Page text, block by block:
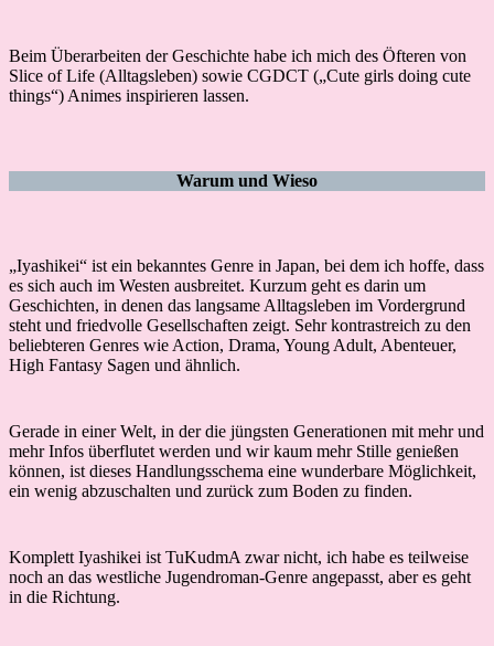
Beim Überarbeiten der Geschichte habe ich mich des Öfteren von
Slice of Life (Alltagsleben) sowie CGDCT („Cute girls doing cute
things“) Animes inspirieren lassen.
Warum und Wieso
„Iyashikei“ ist ein bekanntes Genre in Japan, bei dem ich hoffe, dass
es sich auch im Westen ausbreitet. Kurzum geht es darin um
Geschichten, in denen das langsame Alltagsleben im Vordergrund
steht und friedvolle Gesellschaften zeigt. Sehr kontrastreich zu den
beliebteren Genres wie Action, Drama, Young Adult, Abenteuer,
High Fantasy Sagen und ähnlich.
Gerade in einer Welt, in der die jüngsten Generationen mit mehr und
mehr Infos überflutet werden und wir kaum mehr Stille genießen
können, ist dieses Handlungsschema eine wunderbare Möglichkeit,
ein wenig abzuschalten und zurück zum Boden zu finden.
Komplett Iyashikei ist TuKudmA zwar nicht, ich habe es teilweise
noch an das westliche Jugendroman-Genre angepasst, aber es geht
in die Richtung.